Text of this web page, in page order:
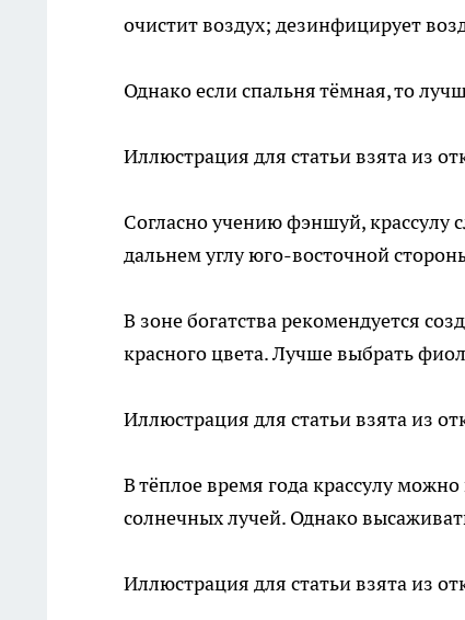
очистит воздух; дезинфицирует
Однако если спальня тёмная, то
Иллюстрация для статьи взята из
Согласно учению фэншуй, крассулу
дальнем углу юго-восточной
В зоне богатства рекомендуется
красного цвета. Лучше выбрать
Иллюстрация для статьи взята из
В тёплое время года крассулу
солнечных лучей. Однако
Иллюстрация для статьи взята из